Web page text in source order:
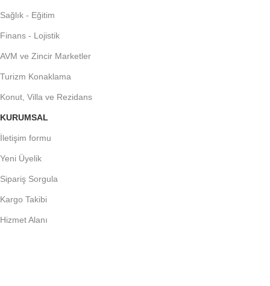
Sağlık - Eğitim
Finans - Lojistik
AVM ve Zincir Marketler
Turizm Konaklama
Konut, Villa ve Rezidans
KURUMSAL
İletişim formu
Yeni Üyelik
Sipariş Sorgula
Kargo Takibi
Hizmet Alanı